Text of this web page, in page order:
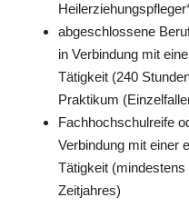
abgeschlossene
in Verbindung mit
Tätigkeit (240
Praktikum
Fachhochschulreife
Verbindung mit einer
Tätigkeit
Zeitjahres)